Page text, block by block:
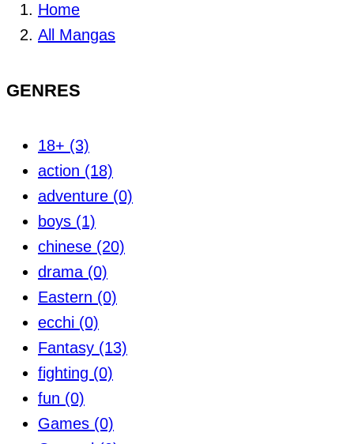
Home
All Mangas
GENRES
18+ (3)
action (18)
adventure (0)
boys (1)
chinese (20)
drama (0)
Eastern (0)
ecchi (0)
Fantasy (13)
fighting (0)
fun (0)
Games (0)